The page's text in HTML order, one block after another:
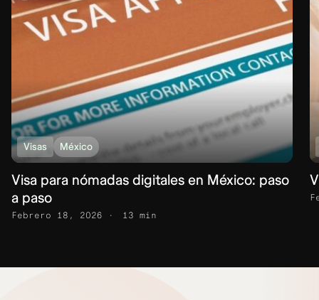
Visas México
Visa para nómadas digitales en México: paso
a paso
Febrero 18, 2026 13 min